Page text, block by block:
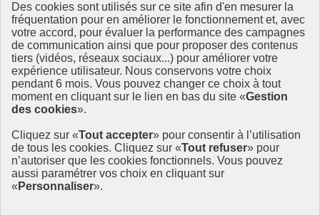
Des cookies sont utilisés sur ce site afin d'en mesurer la
fréquentation pour en améliorer le fonctionnement et, avec
votre accord, pour évaluer la performance des campagnes
de communication ainsi que pour proposer des contenus
tiers (vidéos, réseaux sociaux...) pour améliorer votre
expérience utilisateur. Nous conservons votre choix
pendant 6 mois. Vous pouvez changer ce choix à tout
moment en cliquant sur le lien en bas du site «Gestion
des cookies».
Cliquez sur «Tout accepter» pour consentir à l’utilisation
de tous les cookies. Cliquez sur «Tout refuser» pour
n’autoriser que les cookies fonctionnels. Vous pouvez
aussi paramétrer vos choix en cliquant sur
« Personnaliser».
Ressources
La Méth’ODD
Gouvernement
Ce site propose l’information de référence concernant l’Agenda
2030 et la feuille de route de la France. Il valorise la mobilisation de
tous les acteurs.
info.gouv.fr- ouvre une nouvelle fenêtre
service-public.fr - ouvre une nouvelle fenêtre
legifrance.gouv.fr- ouvre une nouvelle fenêtre
data.gouv.fr- ouvre une nouvelle fenêtre
Plan du site